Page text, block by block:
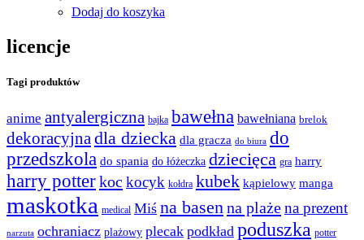
Dodaj do koszyka
licencje
Tagi produktów
anime antyalergiczna bajka bawełna bawełniana brelok
dekoracyjna dla dziecka dla gracza do biura do
przedszkola do spania do łóżeczka dziecięca gra harry
harry potterkoc kocyk kołdra kubek kąpielowy manga
maskotka medical Miś na basenna plażena prezent
narzuta ochraniacz plażowy plecak podkład poduszka potter